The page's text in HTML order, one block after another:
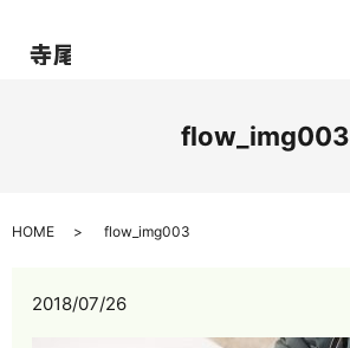
flow_img003
HOME flow_img003
2018/07/26